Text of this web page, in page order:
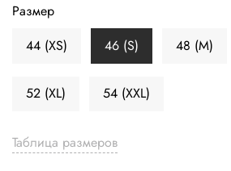
Таблица размеров
Размер
44 (XS)
46 (S) 48 (M)
52 (XL) 54 (XXL)